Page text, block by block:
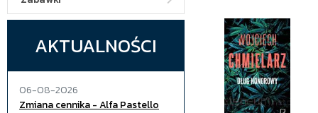
AKTUALNOŚCI
06-08-2026
Zmiana cennika - Alfa Pastello